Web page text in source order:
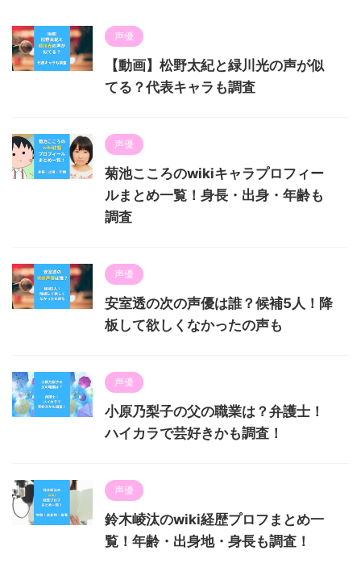
声優
【動画】松野太紀と緑川光の声が似
てる？代表キャラも調査
声優
菊池こころのwikiキャラプロフィー
ルまとめ一覧！身長・出身・年齢も
調査
声優
安室透の次の声優は誰？候補5人！降
板して欲しくなかったの声も
声優
小原乃梨子の父の職業は？弁護士！
ハイカラで芸好きかも調査！
声優
鈴木崚汰のwiki経歴プロフまとめ一
覧！年齢・出身地・身長も調査！